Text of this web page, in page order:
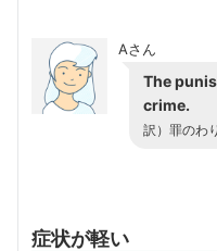
Aさん
The
crime.
訳）罪のわ
症状が軽い